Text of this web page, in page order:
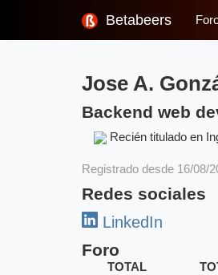
Betabeers
Jose A.
Backend web
Recién titulado en
Registrado desde 16/08/
Redes sociales
LinkedIn
Foro
TOTAL